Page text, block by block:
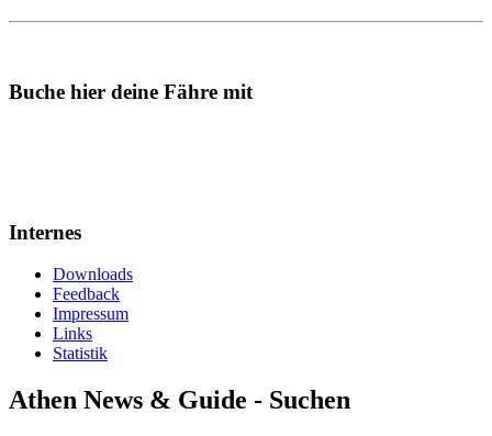
Buche hier deine Fähre mit
Internes
Downloads
Feedback
Impressum
Links
Statistik
Athen News & Guide - Suchen